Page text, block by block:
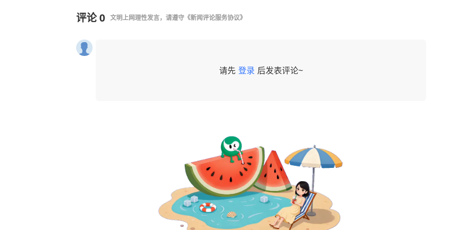
评论0 文明上网理性发言，请遵守 《新闻评论服务协议》
请先 登录 后发表评论~